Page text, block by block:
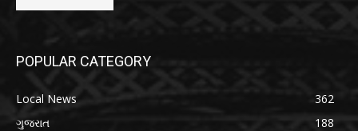
POPULAR CATEGORY
Local News
362
ગુજરાત
188